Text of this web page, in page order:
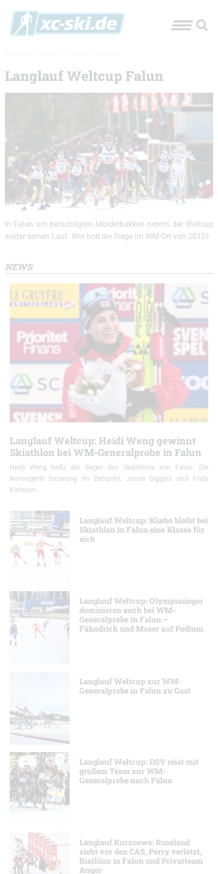
Langlauf Weltcup Falun
In Falun am berüchtigten Mörderbakken nimmt der Weltcup
weiter seinen Lauf. Wer holt die Siege im WM-Ort von 2015?
NEWS
Langlauf Weltcup: Heidi Weng gewinnt
Skiathlon bei WM-Generalprobe in Falun
Heidi Weng heißt die Sieger des Skiathlons von Falun. Die
Norwegerin bezwang im Zielsprint Jessie Diggins und Frida
Karlsson…
Langlauf Weltcup: Klæbo bleibt bei
Skiathlon in Falun eine Klasse für
sich
Langlauf Weltcup: Olympiasieger
dominieren auch bei WM-
Generalprobe in Falun –
Fähndrich und Moser auf Podium
Langlauf Weltcup zur WM-
Generalprobe in Falun zu Gast
Langlauf Weltcup: DSV reist mit
großem Team zur WM-
Generalprobe nach Falun
Langlauf Kurznews: Russland
zieht vor den CAS, Perry verletzt,
Biathlon in Falun und Privatteam
Anger